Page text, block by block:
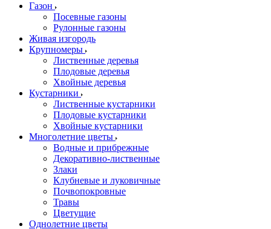
Газон
Посевные газоны
Рулонные газоны
Живая изгородь
Крупномеры
Лиственные деревья
Плодовые деревья
Хвойные деревья
Кустарники
Лиственные кустарники
Плодовые кустарники
Хвойные кустарники
Многолетние цветы
Водные и прибрежные
Декоративно-лиственные
Злаки
Клубневые и луковичные
Почвопокровные
Травы
Цветущие
Однолетние цветы